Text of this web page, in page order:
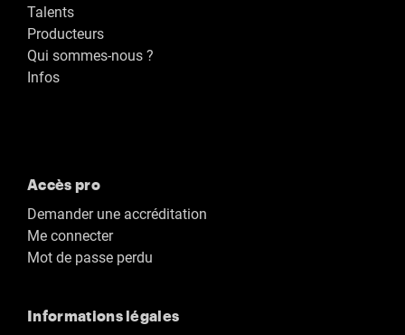
Talents
Producteurs
Qui sommes-nous ?
Infos
Accès pro
Demander une accréditation
Me connecter
Mot de passe perdu
Informations légales